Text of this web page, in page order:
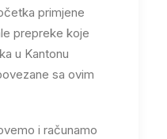
primjene
prepreke koje
u Kantonu
sa ovim
i računamo